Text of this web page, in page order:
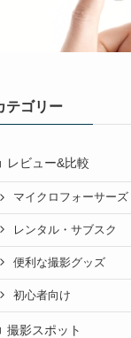
テゴリー
レビュー&比較
マイクロフォーサーズ
レンタル・サブスク
便利な撮影グッズ
初心者向け
撮影スポット